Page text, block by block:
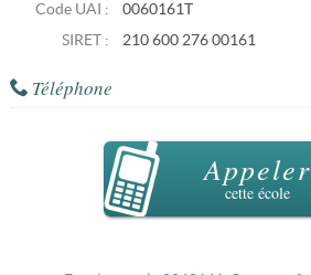
Code UAI :
0060161T
SIRET :
210 600 276 00161
Téléphone
Appeler
cette école